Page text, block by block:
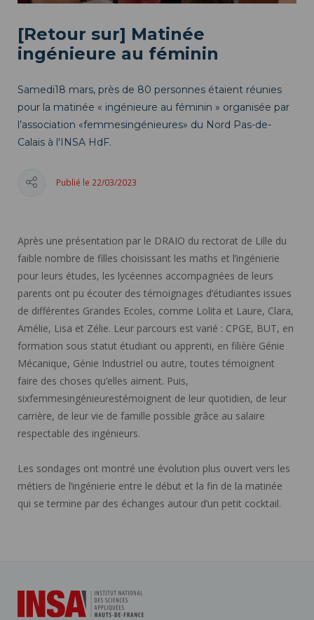
[Retour sur] Matinée
ingénieure au féminin
Samedi18 mars, près de 80 personnes étaient réunies
pour la matinée « ingénieure au féminin » organisée par
l’association «femmesingénieures» du Nord Pas-de-
Calais à l'INSA HdF.
Publié le 22/03/2023
Après une présentation par le DRAIO du rectorat de Lille du
faible nombre de filles choisissant les maths et l’ingénierie
pour leurs études, les lycéennes accompagnées de leurs
parents ont pu écouter des témoignages d’étudiantes issues
de différentes Grandes Ecoles, comme Lolita et Laure, Clara,
Amélie, Lisa et Zélie. Leur parcours est varié : CPGE, BUT, en
formation sous statut étudiant ou apprenti, en filière Génie
Mécanique, Génie Industriel ou autre, toutes témoignent
faire des choses qu’elles aiment. Puis,
sixfemmesingénieurestémoignent de leur quotidien, de leur
carrière, de leur vie de famille possible grâce au salaire
respectable des ingénieurs.
Les sondages ont montré une évolution plus ouvert vers les
métiers de l’ingénierie entre le début et la fin de la matinée
qui se termine par des échanges autour d’un petit cocktail.